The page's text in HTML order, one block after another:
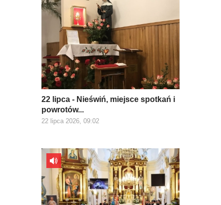
22 lipca - Nieświń, miejsce spotkań i
powrotów...
22 lipca 2026, 09:02